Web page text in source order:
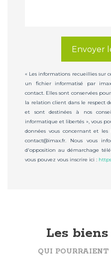
Envoyer
« Les informations recueillies sur
un fichier informatisé par
contact. Elles sont conservées
la relation client dans le respect
et sont destinées à nos
informatique et libertés », vous
données vous concernant et
contact@imax.fr. Nous vous
d'opposition au démarchage
vous pouvez vous inscrire ici :
Les
QUI POURRAIENT